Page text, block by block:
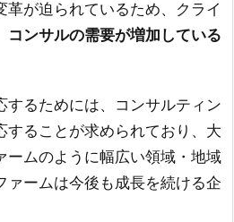
革が迫られているため、クライ
コンサルの需要が増加している
するためには、コンサルティン
することが求められており、大
ームのように幅広い領域・地域
ァームは今後も成長を続ける企